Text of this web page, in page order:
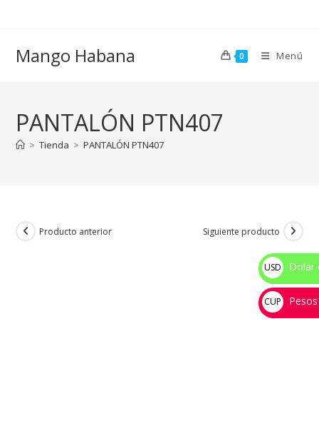
Mango Habana 0 Menú
PANTALÓN PTN407
> Tienda > PANTALÓN PTN407
Producto anterior Siguiente producto
USD
$
Dolar
CUP
💰
Pesos